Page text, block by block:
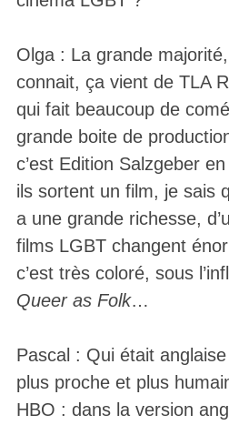
Olga : La grande
connait, ça vient de TLA
qui fait beaucoup de
grande boite de
c’est Edition Salzgeber
ils sortent un film, je sais
a une grande richesse,
films LGBT changent
c’est très coloré, sous
Queer as Folk…
Pascal : Qui était
plus proche et plus
HBO : dans la version